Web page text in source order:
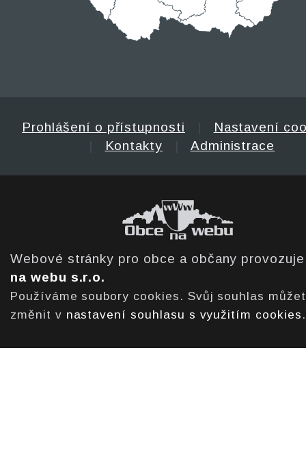
Prohlášení o přístupnosti
Nastavení
Kontakty Administrace
Webové stránky pro obce a občany
na webu s.r.o.
Používáme soubory cookies. Svůj souhlas
změnit v nastavení souhlasu s využitím cookies .